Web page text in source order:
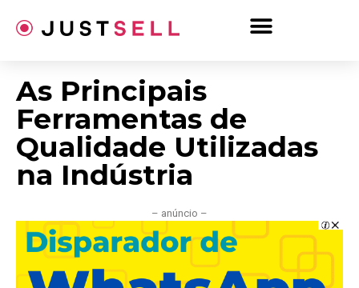
para
As Principais
Ferramentas de
Qualidade Utilizadas
na Indústria
– anúncio –